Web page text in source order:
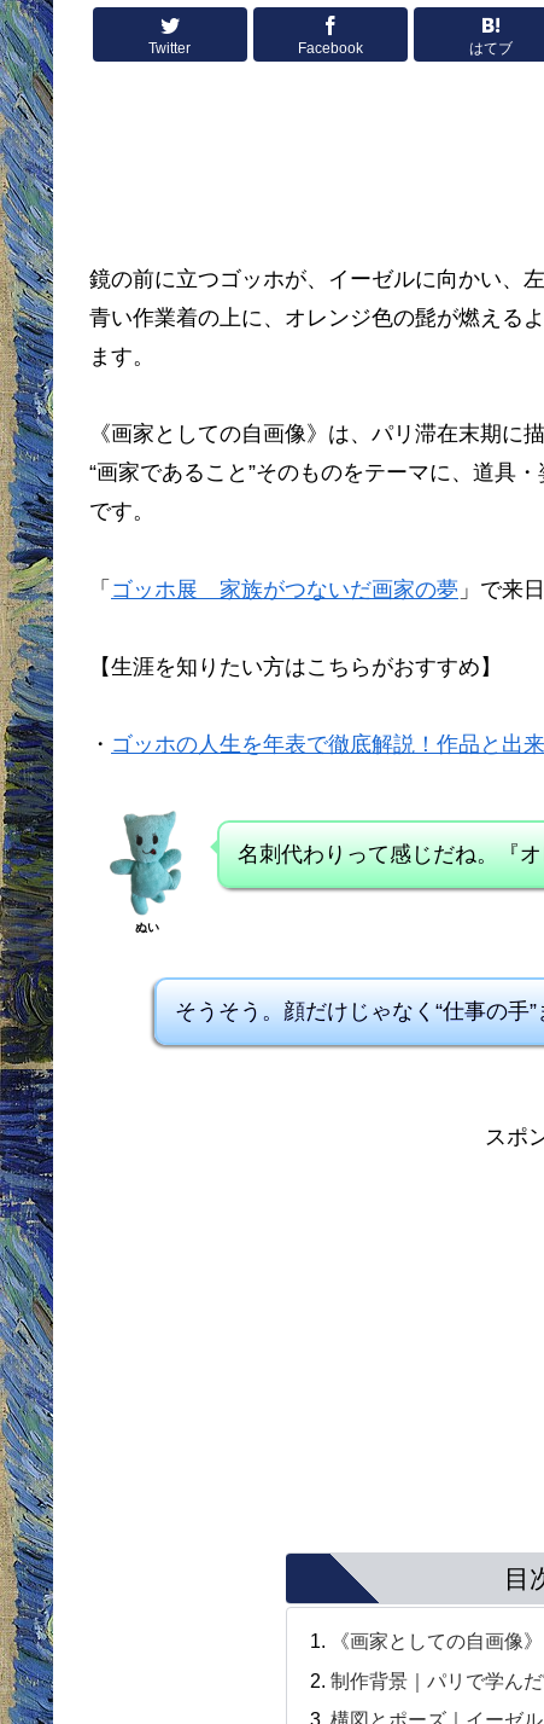
Twitter Facebook はてブ
鏡の前に立つゴッホが、イーゼルに向かい、
青い作業着の上に、オレンジ色の髭が燃える
ます。
《画家としての自画像》は、パリ滞在末期に
“画家であること”そのものをテーマに、道具
です。
「 ゴッホ展 家族がつないだ画家の夢 」で来
【生涯を知りたい方はこちらがおすすめ】
・ ゴッホの人生を年表で徹底解説！作品と出
ぬい
名刺代わりって感じだね。『
そうそう。顔だけじゃなく“仕事の手
スポ
目
《画家としての自画像》
制作背景｜パリで学ん
構図とポーズ｜イーゼ